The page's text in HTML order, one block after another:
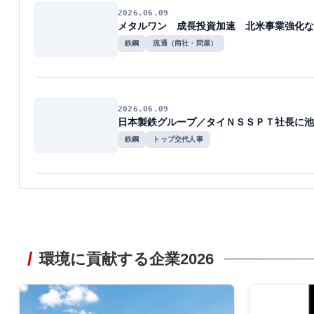
2026.06.09
メタルワン 成長投資加速 北米事業強化
鉄鋼 流通（商社・問屋）
2026.06.09
日本製鉄グループ／タイＮＳＳＰＴ社長に
鉄鋼 トップ交代人事
環境に貢献する企業2026